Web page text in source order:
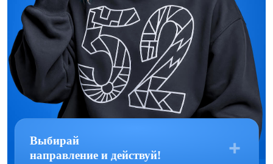
Мы собрали всё
для твоего развития:
Гранты
Выбирай
направление и действуй!
#Развивай свою креативность
#Помогаем друг